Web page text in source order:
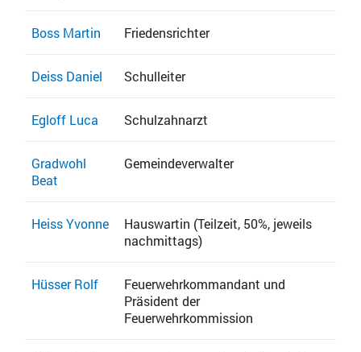
Boss Martin Friedensrichter
Deiss Daniel Schulleiter
Egloff Luca Schulzahnarzt
Gradwohl
Beat
Gemeindeverwalter
Heiss Yvonne
Hauswartin (Teilzeit, 50%, jeweils
nachmittags)
Hüsser Rolf
Feuerwehrkommandant und
Präsident der
Feuerwehrkommission